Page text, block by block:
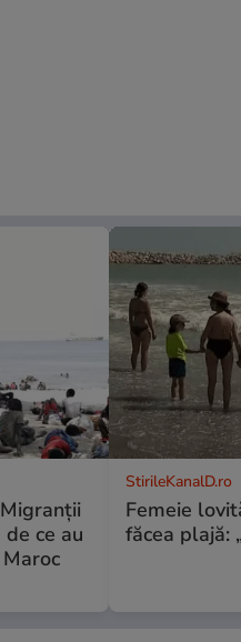
Migranții
ce au
StirileKanalD.ro
Femeie
făcea plajă: